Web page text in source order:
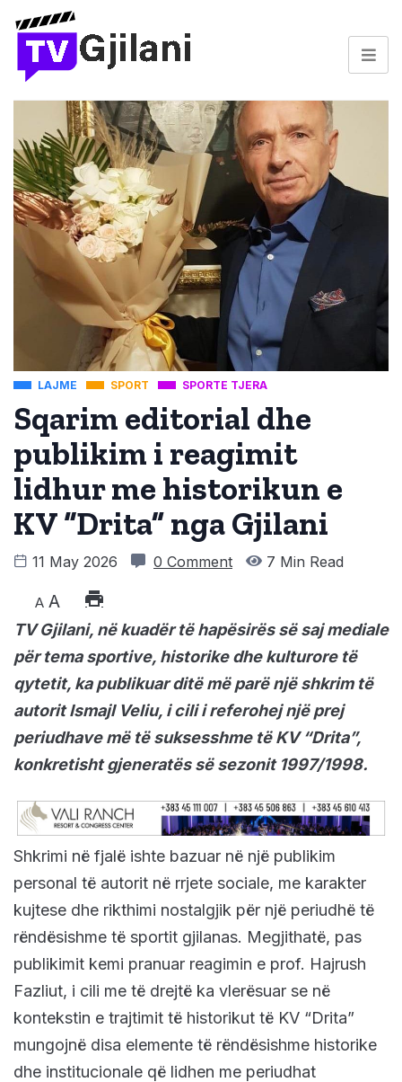
LAJME SPORT SPORTE TJERA
Sqarim editorial dhe
publikim i reagimit
lidhur me historikun e
KV “Drita” nga Gjilani
11 May 2026 0 Comment 7 Min Read
A A
TV Gjilani, në kuadër të hapësirës së saj mediale
për tema sportive, historike dhe kulturore të
qytetit, ka publikuar ditë më parë një shkrim të
autorit Ismajl Veliu, i cili i referohej një prej
periudhave më të suksesshme të KV “Drita”,
konkretisht gjeneratës së sezonit 1997/1998.
Shkrimi në fjalë ishte bazuar në një publikim
personal të autorit në rrjete sociale, me karakter
kujtese dhe rikthimi nostalgjik për një periudhë të
rëndësishme të sportit gjilanas. Megjithatë, pas
publikimit kemi pranuar reagimin e prof. Hajrush
Fazliut, i cili me të drejtë ka vlerësuar se në
kontekstin e trajtimit të historikut të KV “Drita”
mungojnë disa elemente të rëndësishme historike
dhe institucionale që lidhen me periudhat